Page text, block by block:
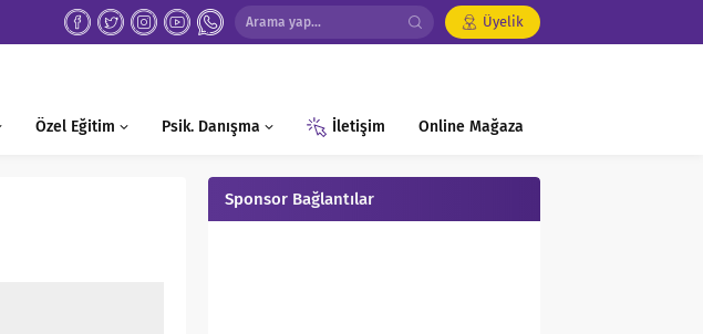
Üyelik
Özel Eğitim Psik. Danışma İletişim Online Mağaza
Sponsor Bağlantılar